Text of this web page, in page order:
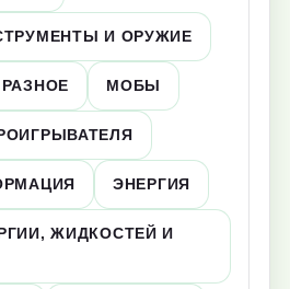
И ОРУЖИЕ
РАЗНОЕ МОБЫ
ЭНЕРГИЯ
ЖИДКОСТЕЙ И